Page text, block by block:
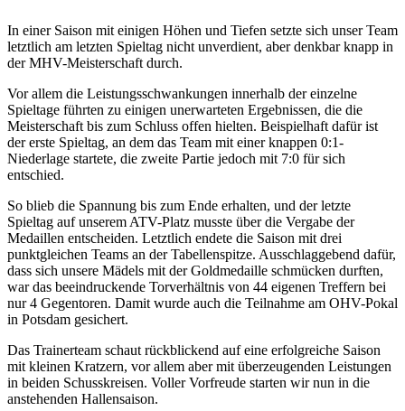
In einer Saison mit einigen Höhen und Tiefen setzte sich unser Team
letztlich am letzten Spieltag nicht unverdient, aber denkbar knapp in
der MHV-Meisterschaft durch.
Vor allem die Leistungsschwankungen innerhalb der einzelne
Spieltage führten zu einigen unerwarteten Ergebnissen, die die
Meisterschaft bis zum Schluss offen hielten. Beispielhaft dafür ist
der erste Spieltag, an dem das Team mit einer knappen 0:1-
Niederlage startete, die zweite Partie jedoch mit 7:0 für sich
entschied.
So blieb die Spannung bis zum Ende erhalten, und der letzte
Spieltag auf unserem ATV-Platz musste über die Vergabe der
Medaillen entscheiden. Letztlich endete die Saison mit drei
punktgleichen Teams an der Tabellenspitze. Ausschlaggebend dafür,
dass sich unsere Mädels mit der Goldmedaille schmücken durften,
war das beeindruckende Torverhältnis von 44 eigenen Treffern bei
nur 4 Gegentoren. Damit wurde auch die Teilnahme am OHV-Pokal
in Potsdam gesichert.
Das Trainerteam schaut rückblickend auf eine erfolgreiche Saison
mit kleinen Kratzern, vor allem aber mit überzeugenden Leistungen
in beiden Schusskreisen. Voller Vorfreude starten wir nun in die
anstehenden Hallensaison.